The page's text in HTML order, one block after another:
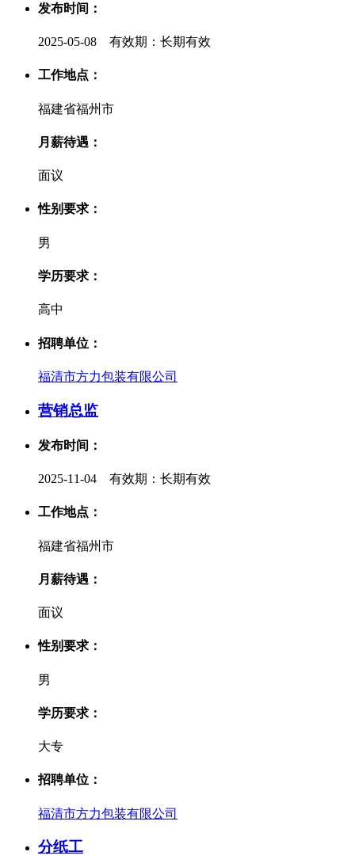
发布时间：
2025-05-08 有效期：长期有效
工作地点：
福建省福州市
月薪待遇：
面议
性别要求：
男
学历要求：
高中
招聘单位：
福清市方力包装有限公司
营销总监
发布时间：
2025-11-04 有效期：长期有效
工作地点：
福建省福州市
月薪待遇：
面议
性别要求：
男
学历要求：
大专
招聘单位：
福清市方力包装有限公司
分纸工